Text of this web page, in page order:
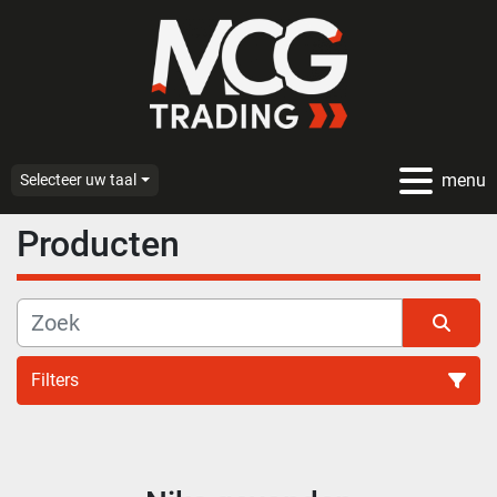
menu
Selecteer uw taal
Producten
Filters